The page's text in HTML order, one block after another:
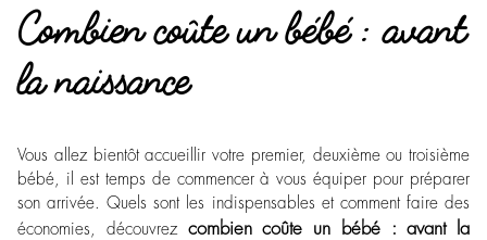
Combien coûte un bébé : avant
la naissance
Vous allez bientôt accueillir votre premier, deuxième ou troisième
bébé, il est temps de commencer à vous équiper pour préparer
son arrivée. Quels sont les indispensables et comment faire des
économies, découvrez combien coûte un bébé : avant la